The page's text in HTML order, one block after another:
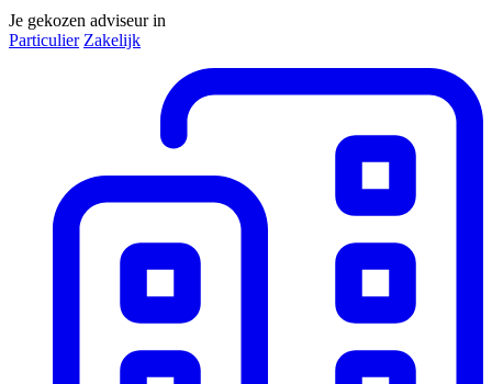
Je gekozen adviseur in
Particulier Zakelijk